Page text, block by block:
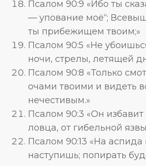
Псалом 90:9 «Ибо ты
— упование моё“;
ты прибежищем твоим;»
Псалом 90:5 «Не
ночи, стрелы, летящей
Псалом 90:8 «Только
очами твоими и видеть
нечестивым.»
Псалом 90:3 «Он избавит
ловца, от гибельной
Псалом 90:13 «На аспида
наступишь; попирать